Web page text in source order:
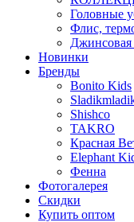
Головные
Флис,
Джинсовая
Новинки
Бренды
Bonito Kids
Shishco
TAKRO
Красная
Elephant
Фенна
Фотогалерея
Скидки
Купить оптом